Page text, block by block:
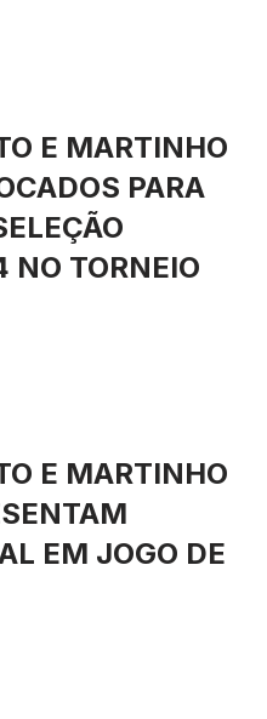
E MARTINHO
PARA
NO TORNEIO
E MARTINHO
EM JOGO DE